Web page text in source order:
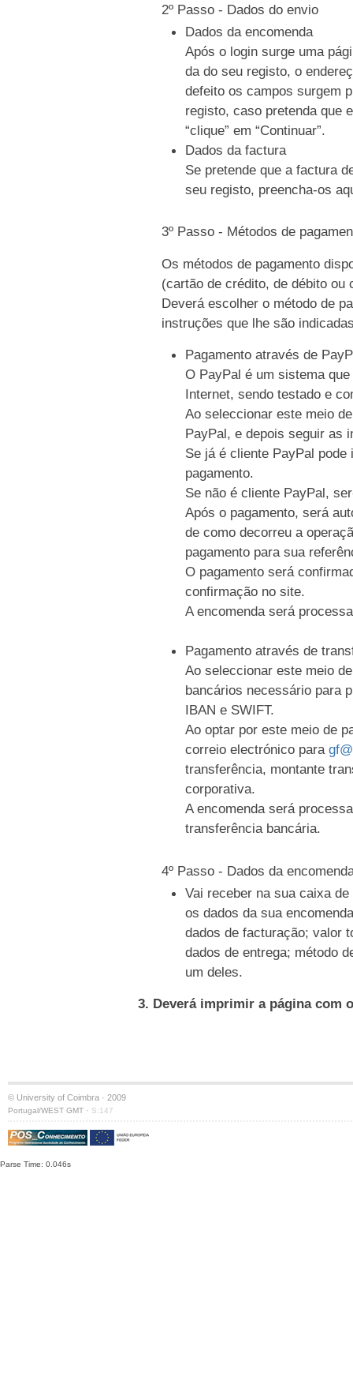
2º Passo - Dados do envio
Dados da encomenda
Após o login surge uma
da do seu registo, o
defeito os campos surgem
registo, caso pretenda que
“clique” em “Continuar”.
Dados da factura
Se pretende que a factura
seu registo, preencha-os
3º Passo - Métodos de
Os métodos de pagamento
(cartão de crédito, de débito ou
Deverá escolher o método de
instruções que lhe são
Pagamento através de
O PayPal é um sistema
Internet, sendo testado e
Ao seleccionar este meio
PayPal, e depois seguir as
Se já é cliente PayPal
pagamento.
Se não é cliente PayPal,
Após o pagamento, será
de como decorreu a
pagamento para sua
O pagamento será
confirmação no site.
A encomenda será
Pagamento através de
Ao seleccionar este meio
bancários necessário para
IBAN e SWIFT.
Ao optar por este meio de
correio electrónico para
transferência, montante
corporativa.
A encomenda será
transferência bancária.
4º Passo - Dados da
Vai receber na sua caixa
os dados da sua
dados de facturação; valor
dados de entrega; método
um deles.
3. Deverá imprimir a página com
© University of Coimbra · 2009
Portugal/WEST GMT · S:147
Parse Time: 0.046s